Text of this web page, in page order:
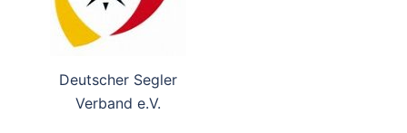
Deutscher Segler
Verband e.V.